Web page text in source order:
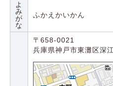
よ
み
が
な
ふかえかいかん
〒658-0021
兵庫県神戸市東灘区深